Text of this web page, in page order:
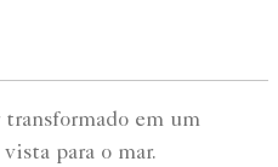
em um
para o mar.